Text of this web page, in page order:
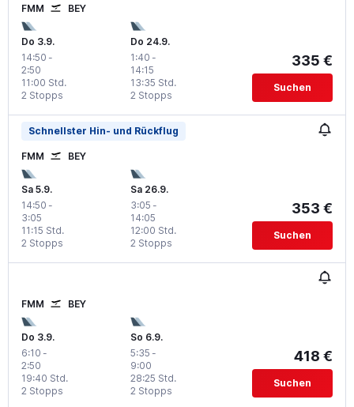
FMM BEY
Do 3.9.
14:50 -
2:50
2 Stopps
11:00 Std.
Do 24.9.
1:40 -
14:15
2 Stopps
13:35 Std.
335 €
Suchen
Schnellster Hin- und Rückflug
FMM BEY
Sa 5.9.
14:50 -
3:05
2 Stopps
11:15 Std.
Sa 26.9.
3:05 -
14:05
2 Stopps
12:00 Std.
353 €
Suchen
FMM BEY
Do 3.9.
6:10 -
2:50
2 Stopps
19:40 Std.
So 6.9.
5:35 -
9:00
2 Stopps
28:25 Std.
418 €
Suchen